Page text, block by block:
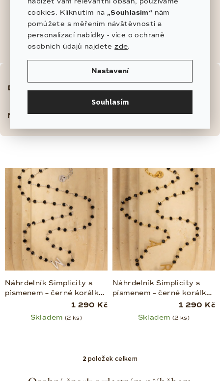
cookies. Kliknutím na „Souhlasím“ nám
pomůžete s měřením návštěvnosti a
personalizací nabídky - více o ochraně
osobních údajů najdetezde.
Nastavení
Souhlasím
r
k
Doporučujeme Nejlevnější Nejdražší
Nejprodávanější
Elegantní 0
Náhrdelník Simplicity s
písmenem – černé korálky
1 290 Kč
Skladem (2 ks)
Náhrdelník Simplicity s
písmenem – černé korálky
| zlacená chirurgická ocel
1 290 Kč
Skladem (2 ks)
2 položek celkem